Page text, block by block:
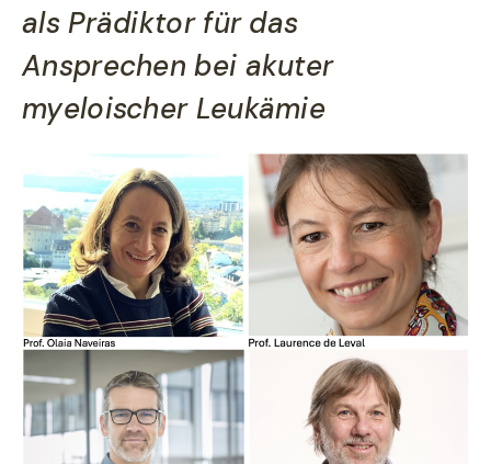
als Prädiktor für das
Ansprechen bei akuter
myeloischer Leukämie